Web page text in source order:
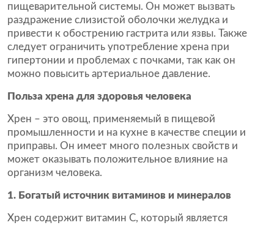
пищеварительной системы. Он может вызвать
раздражение слизистой оболочки желудка и
привести к обострению гастрита или язвы. Также
следует ограничить употребление хрена при
гипертонии и проблемах с почками, так как он
можно повысить артериальное давление.
Польза хрена для здоровья человека
Хрен – это овощ, применяемый в пищевой
промышленности и на кухне в качестве специи и
приправы. Он имеет много полезных свойств и
может оказывать положительное влияние на
организм человека.
1. Богатый источник витаминов и минералов
Хрен содержит витамин С, который является